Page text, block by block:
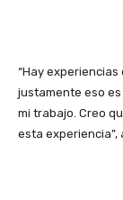
“Hay
justamente eso
mi trabajo. Creo
esta experiencia”,